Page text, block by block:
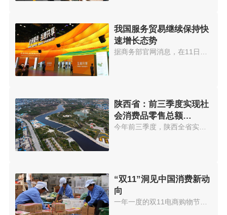
我国服务贸易继续保持快
速增长态势
据商务部官网消息，在11日召开的...
陕西省：前三季度实现社
会消费品零售总额
7415.78亿元
今年前三季度，陕西全省实现社会...
“双11”洞见中国消费新动
向
一年一度的双11电商购物节，再次...